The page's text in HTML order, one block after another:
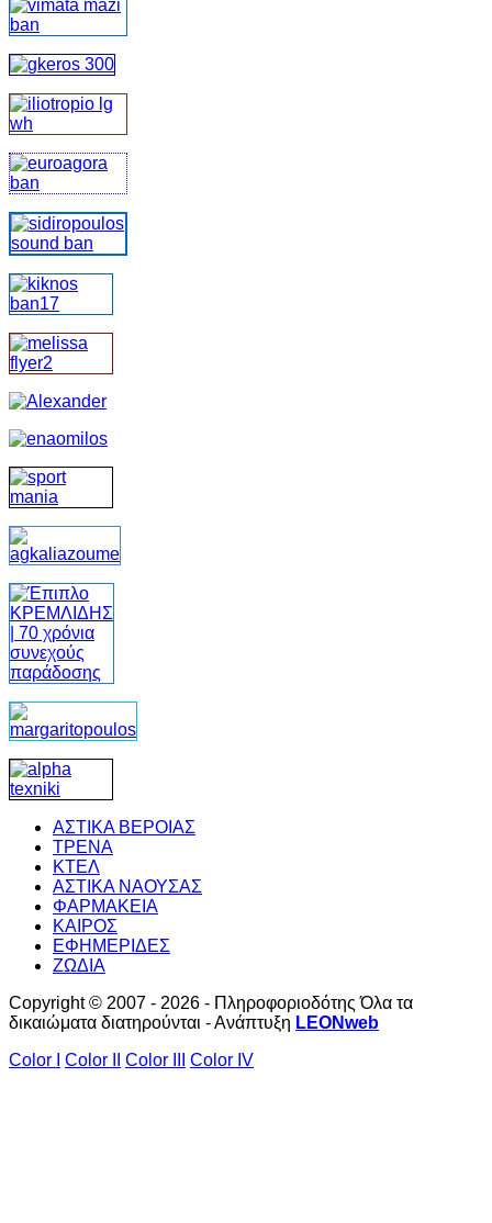
ΑΣΤΙΚΑ ΒΕΡΟΙΑΣ
ΤΡΕΝΑ
ΚΤΕΛ
ΑΣΤΙΚΑ ΝΑΟΥΣΑΣ
ΦΑΡΜΑΚΕΙΑ
ΚΑΙΡΟΣ
ΕΦΗΜΕΡΙΔΕΣ
ΖΩΔΙΑ
Copyright © 2007 - 2026 - Πληροφοριοδότης Όλα τα
δικαιώματα διατηρούνται - Ανάπτυξη LEONweb
Color I
Color II Color III Color IV